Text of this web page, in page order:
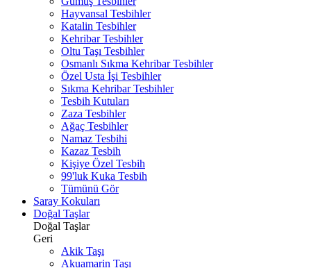
Hayvansal Tesbihler
Katalin Tesbihler
Kehribar Tesbihler
Oltu Taşı Tesbihler
Osmanlı Sıkma Kehribar Tesbihler
Özel Usta İşi Tesbihler
Sıkma Kehribar Tesbihler
Tesbih Kutuları
Zaza Tesbihler
Ağaç Tesbihler
Namaz Tesbihi
Kazaz Tesbih
Kişiye Özel Tesbih
99'luk Kuka Tesbih
Tümünü Gör
Saray Kokuları
Doğal Taşlar
Doğal Taşlar
Geri
Akik Taşı
Akuamarin Taşı